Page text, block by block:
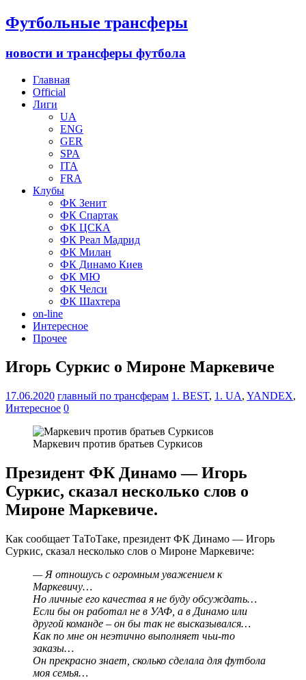
Футбольные трансферы
новости и трансферы футбола
Главная
Official
Лиги
UA
ENG
GER
SPA
ITA
FRA
Клубы
ФК Зенит
ФК Спартак
ФК ЦСКА
ФК Реал Мадрид
ФК Милан
ФК Динамо Киев
ФК МЮ
ФК Челси
ФК Шахтера
on-line
Интересное
Прочее
Игорь Суркис о Мироне Маркевиче
17.06.2020 главный по трансферам 1. BEST, 1. UA, YANDEX,
Интересное 0
Маркевич против братьев Суркисов
Президент ФК Динамо — Игорь
Суркис, сказал несколько слов о
Мироне Маркевиче.
Как сообщает ТаТоТаке, президент ФК Динамо — Игорь
Суркис, сказал несколько слов о Мироне Маркевиче:
— Я отношусь с огромным уважением к
Маркевичу…
Но личные его качества я не буду обсуждать…
Если бы он работал не в УАФ, а в Динамо или
другой команде – он бы так не высказывался…
Как по мне он неэтично выполняет чьи-то
заказы…
Он прекрасно знает, сколько сделала для футбола
моя семья…